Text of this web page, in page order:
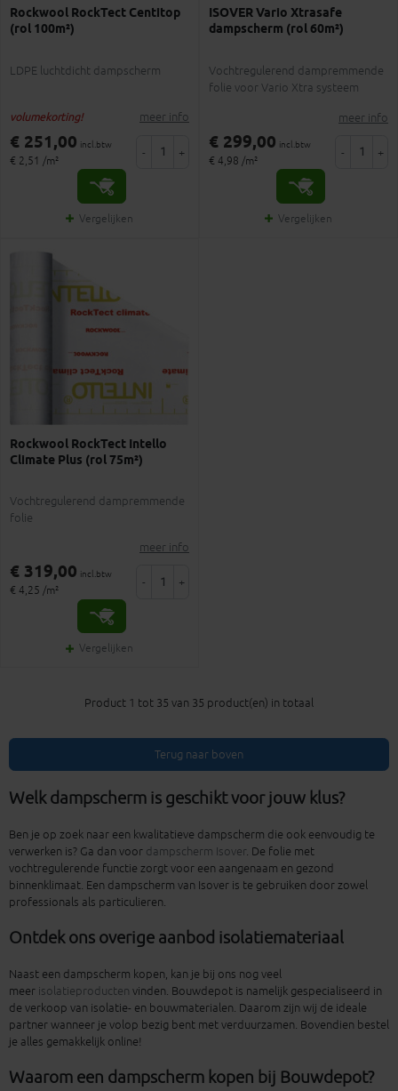
Rockwool RockTect Centitop
(rol 100m²)
LDPE luchtdicht dampscherm
volumekorting! meer info
€ 251,00 incl.btw
€ 2,51 /m²
- +
Vergelijken
ISOVER Vario Xtrasafe
dampscherm (rol 60m²)
Vochtregulerend dampremmende
folie voor Vario Xtra systeem
meer info
€ 299,00 incl.btw
€ 4,98 /m²
- +
Vergelijken
Rockwool RockTect Intello
Climate Plus (rol 75m²)
Vochtregulerend dampremmende
folie
meer info
€ 319,00 incl.btw
€ 4,25 /m²
- +
Vergelijken
Product 1 tot 35 van 35 product(en) in totaal
Terug naar boven
Welk dampscherm is geschikt voor jouw klus?
Ben je op zoek naar een kwalitatieve dampscherm die ook eenvoudig te
verwerken is? Ga dan voor dampscherm Isover. De folie met
vochtregulerende functie zorgt voor een aangenaam en gezond
binnenklimaat. Een dampscherm van Isover is te gebruiken door zowel
professionals als particulieren.
Ontdek ons overige aanbod isolatiemateriaal
Naast een dampscherm kopen, kan je bij ons nog veel
meer isolatieproducten vinden. Bouwdepot is namelijk gespecialiseerd in
de verkoop van isolatie- en bouwmaterialen. Daarom zijn wij de ideale
partner wanneer je volop bezig bent met verduurzamen. Bovendien bestel
je alles gemakkelijk online!
Waarom een dampscherm kopen bij Bouwdepot?